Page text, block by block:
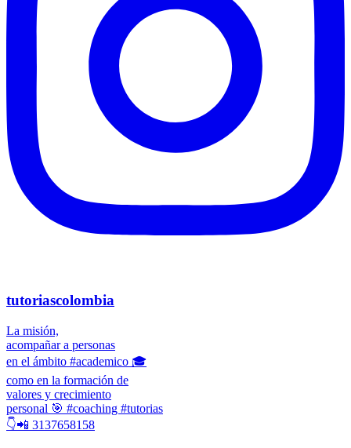
tutoriascolombia
La misión,
acompañar a personas
en el ámbito #academico 🎓
como en la formación de
valores y crecimiento
personal 🎯 #coaching #tutorias
👇📲 3137658158